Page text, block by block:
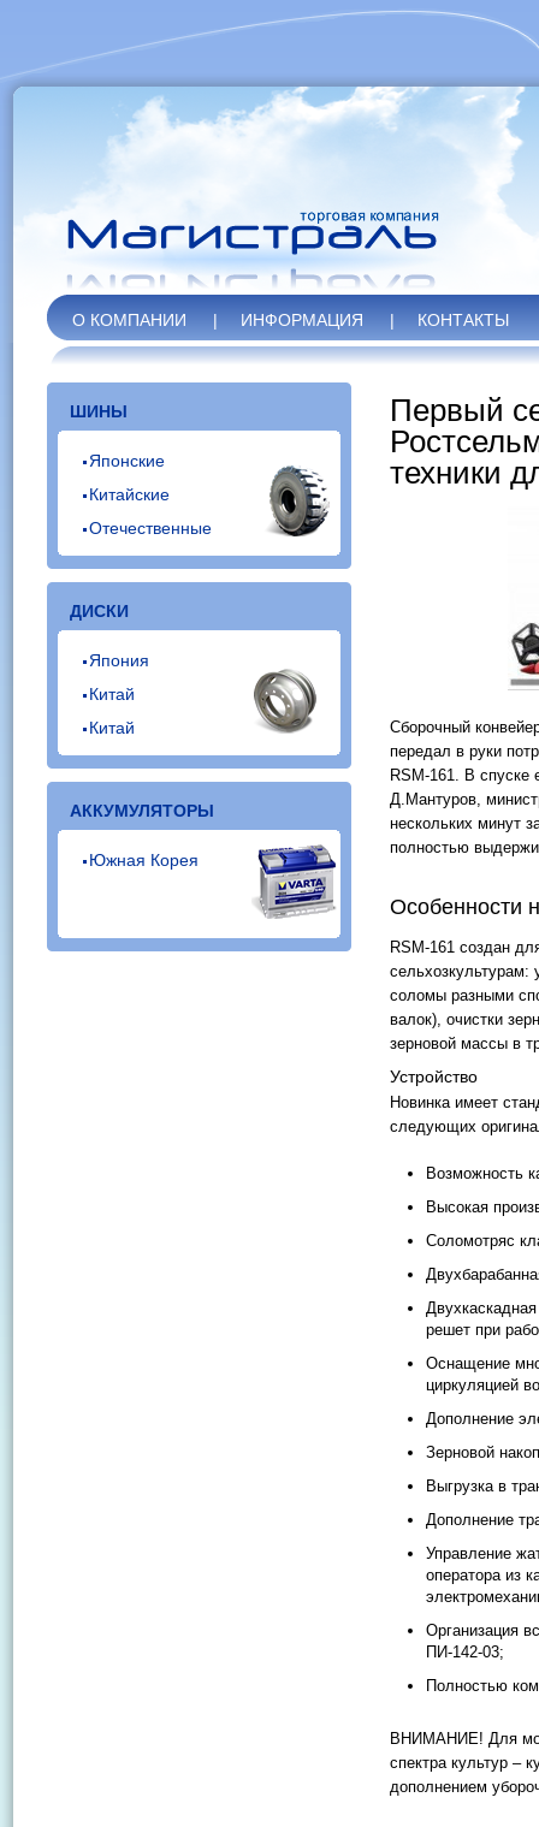
О КОМПАНИИ | ИНФОРМАЦИЯ | КОНТАКТЫ
ШИНЫ
Японские
Китайские
Отечественные
ДИСКИ
Япония
Китай
Китай
АККУМУЛЯТОРЫ
Южная Корея
Первый
техники
Сборочный
передал в руки
RSM-161. В спуске
Д.Мантуров,
нескольких минут
полностью
Особенности
RSM-161 создан
соломы разными
валок), очистки
зерновой массы в
Устройство
Новинка имеет
следующих
Возможность
Высокая
Соломотряс
решет при
Оснащение
циркуляцией
Дополнение
Зерновой
Выгрузка в
Дополнение
Управление
оператора из
Организация
ПИ-142-03;
Полностью
ВНИМАНИЕ! Для
спектра культур –
дополнением